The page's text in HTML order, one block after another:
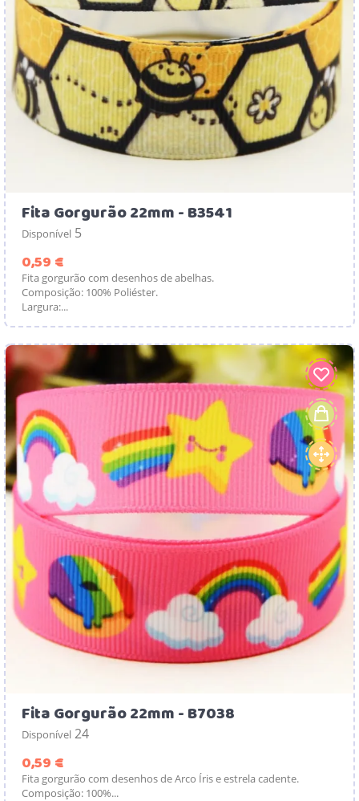
Fita Gorgurão 22mm - B3541
Disponível 5
0,59 €
Fita gorgurão com desenhos de abelhas.
Composição: 100% Poliéster.
Largura:...
Fita Gorgurão 22mm - B7038
Disponível 24
0,59 €
Fita gorgurão com desenhos de Arco Íris e estrela cadente.
Composição: 100%...